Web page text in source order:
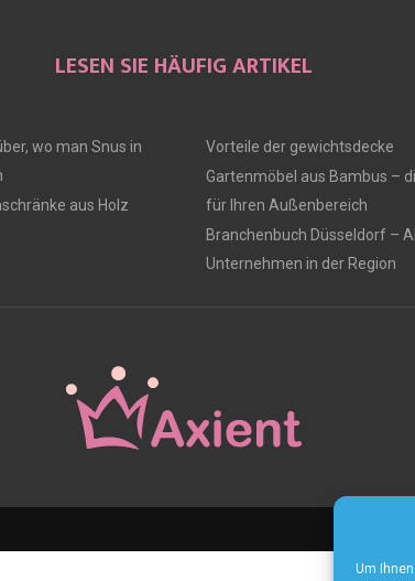
Um
LESEN SIE HÄUFIG ARTIKEL
wo man Snus in
aus Holz
Vorteile der gewichtsdecke
Gartenmöbel aus Bambus –
für Ihren Außenbereich
Branchenbuch Düsseldorf –
Unternehmen in der Region